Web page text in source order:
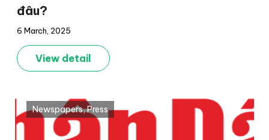
đâu?
6 March, 2025
View detail
Newspapers,Press